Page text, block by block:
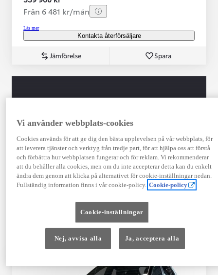
Från 6 481 kr/mån
Läs mer
Kontakta återförsäljare
Jämförelse Spara
TOYOTA APPROVED
USED
Garanti upp till 10 år eller 20 000 mil – i
kombination med Toyota Relax
12 månaders vägassistans
Vi använder webbplats-cookies
Cookies används för att ge dig den bästa upplevelsen på vår webbplats, för
att leverera tjänster och verktyg från tredje part, för att hjälpa oss att förstå
och förbättra hur webbplatsen fungerar och för reklam. Vi rekommenderar
att du behåller alla cookies, men om du inte accepterar detta kan du enkelt
ändra dem genom att klicka på alternativet för cookie-inställningar nedan.
Fullständig information finns i vår cookie-policy. Cookie-policy
Cookie-inställningar
Nej, avvisa alla Ja, acceptera alla